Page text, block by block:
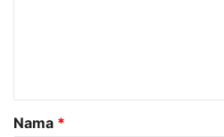
a
r
Nama *